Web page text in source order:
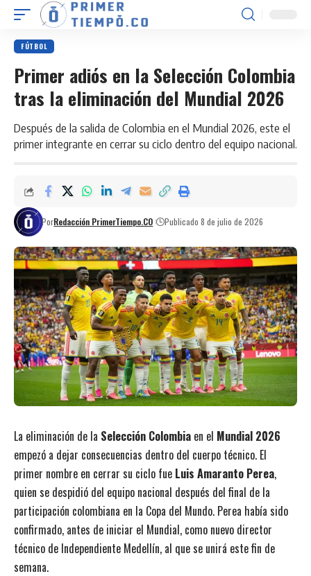
FÚTBOL
Primer adiós en la Selección Colombia
tras la eliminación del Mundial 2026
Después de la salida de Colombia en el Mundial 2026, este el
primer integrante en cerrar su ciclo dentro del equipo nacional.
PorRedacción PrimerTiempo.CO Publicado 8 de julio de 2026
La eliminación de la Selección Colombia en el Mundial 2026
empezó a dejar consecuencias dentro del cuerpo técnico. El
primer nombre en cerrar su ciclo fue Luis Amaranto Perea,
quien se despidió del equipo nacional después del final de la
participación colombiana en la Copa del Mundo. Perea había sido
confirmado, antes de iniciar el Mundial, como nuevo director
técnico de Independiente Medellín, al que se unirá este fin de
semana.